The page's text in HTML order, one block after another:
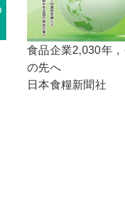
食品企業2,030年
の先へ
日本食糧新聞社